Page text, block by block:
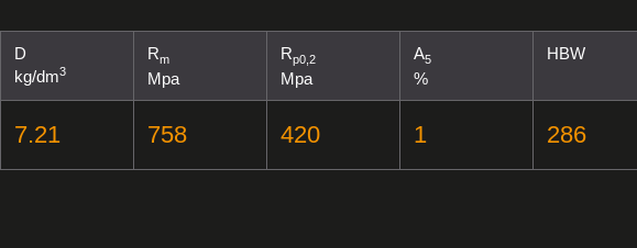
D
kg/dm3
Rm
Mpa
Rp0,2
Mpa
A5
%
HBW
7.21 758 420 1 286